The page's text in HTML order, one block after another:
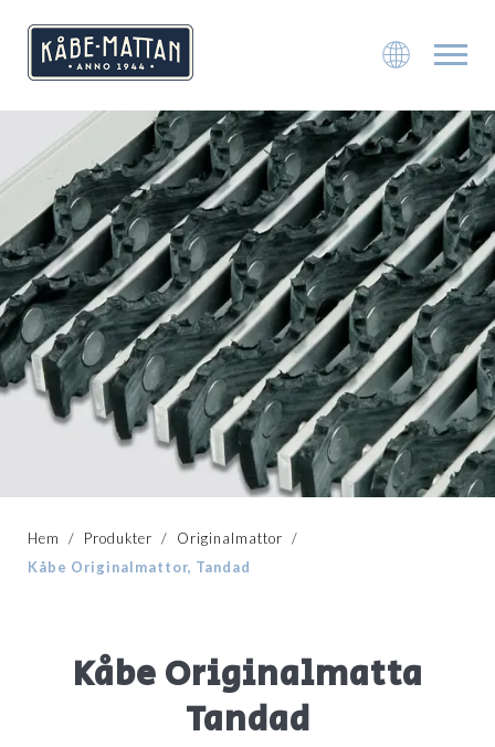
Hem / Produkter / Originalmattor /
Kåbe Originalmattor, Tandad
Kåbe Originalmatta
Tandad